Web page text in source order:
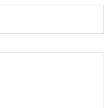
サイド
前へ
